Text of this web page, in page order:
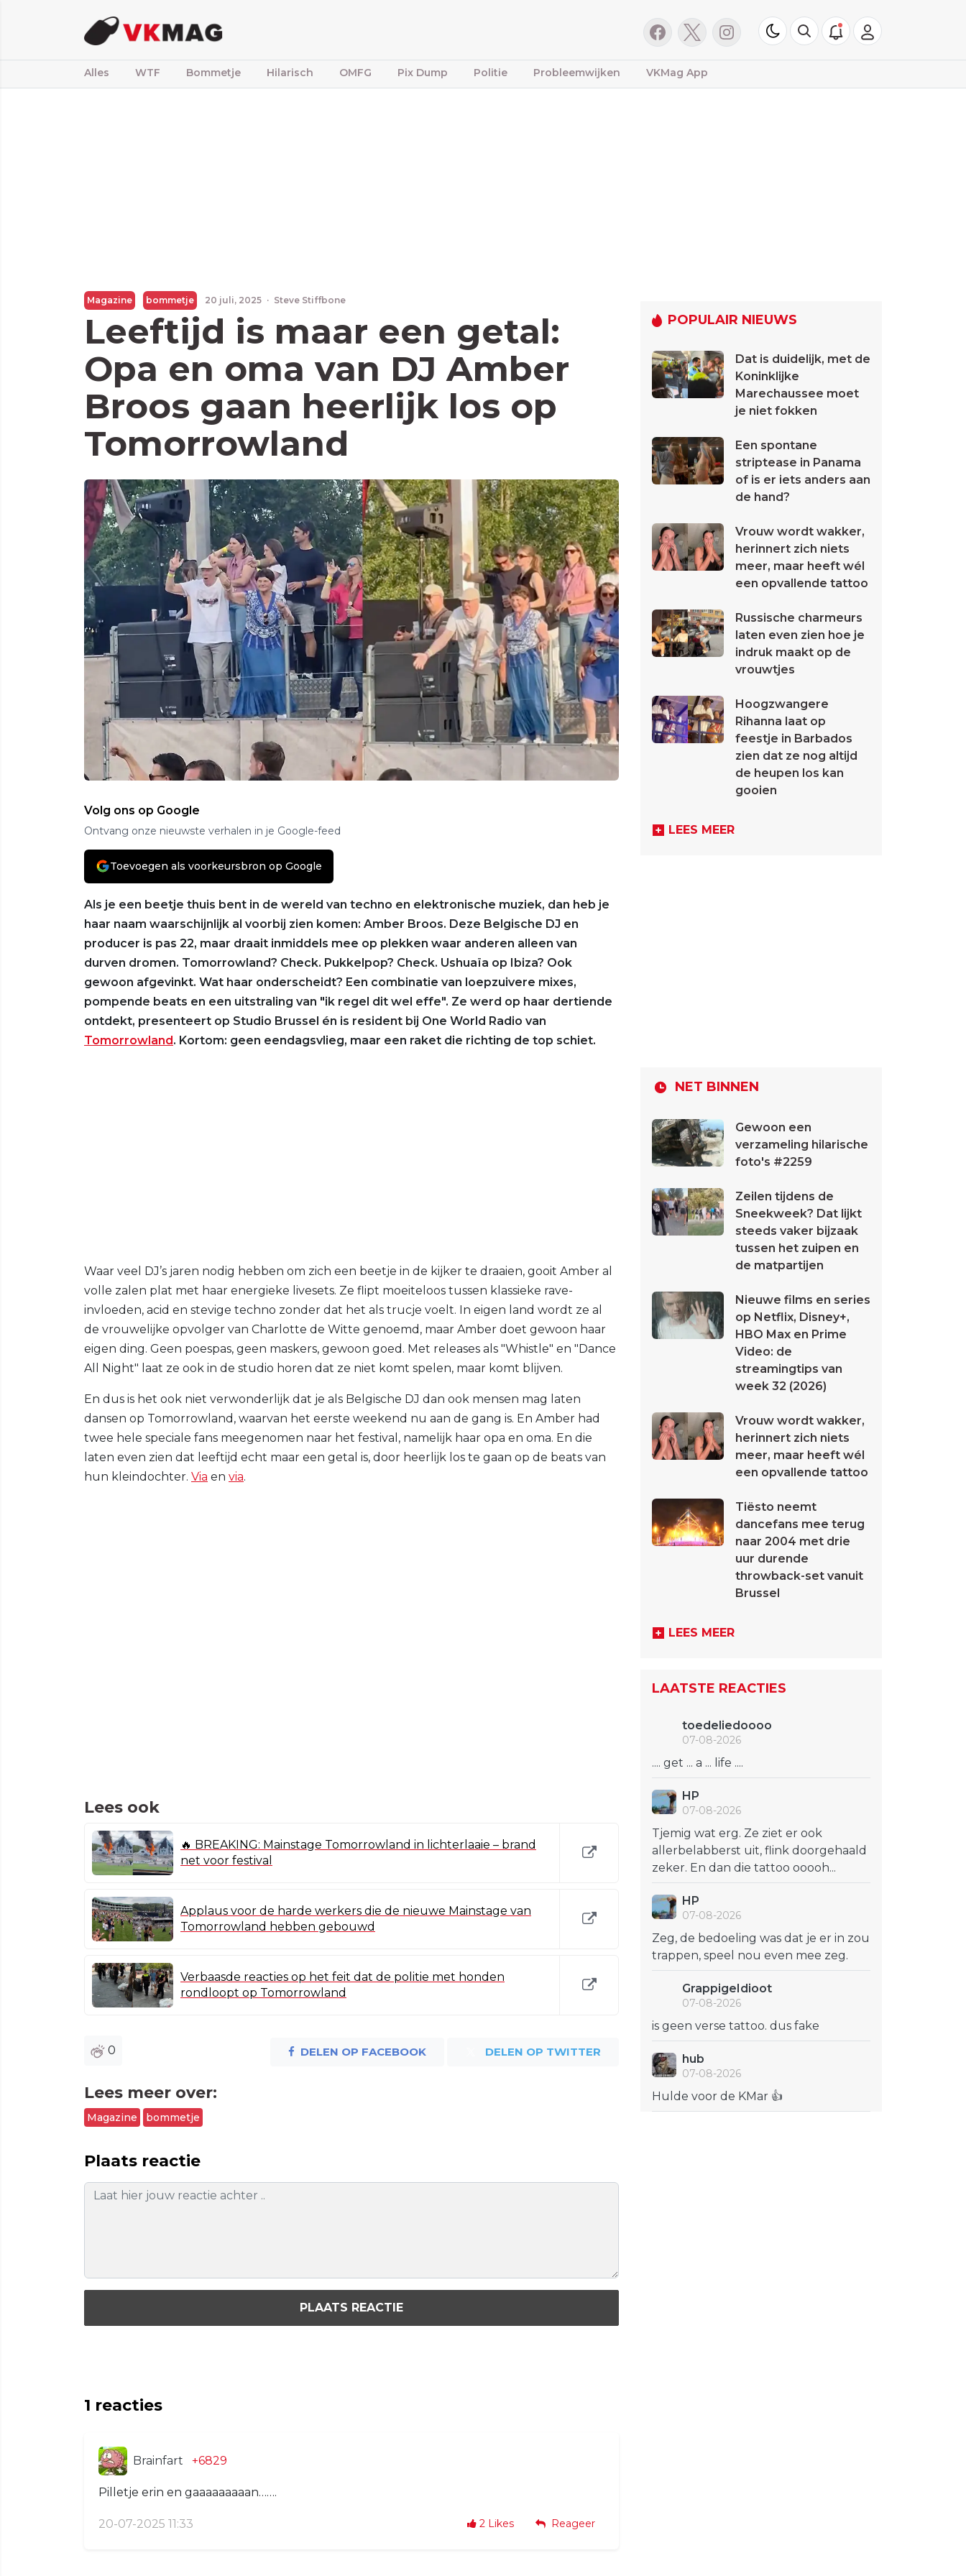
Alles WTF Bommetje Hilarisch OMFG Pix Dump Politie Probleemwijken VKMag App
Magazine bommetje 20 juli, 2025 · Steve Stiffbone
Leeftijd is maar een getal:
Opa en oma van DJ Amber
Broos gaan heerlijk los op
Tomorrowland
Volg ons op Google
Ontvang onze nieuwste verhalen in je Google-feed
Toevoegen als voorkeursbron op Google
Als je een beetje thuis bent in de wereld van techno en elektronische muziek, dan heb je
haar naam waarschijnlijk al voorbij zien komen: Amber Broos. Deze Belgische DJ en
producer is pas 22, maar draait inmiddels mee op plekken waar anderen alleen van
durven dromen. Tomorrowland? Check. Pukkelpop? Check. Ushuaïa op Ibiza? Ook
gewoon afgevinkt. Wat haar onderscheidt? Een combinatie van loepzuivere mixes,
pompende beats en een uitstraling van "ik regel dit wel effe". Ze werd op haar dertiende
ontdekt, presenteert op Studio Brussel én is resident bij One World Radio van
Tomorrowland. Kortom: geen eendagsvlieg, maar een raket die richting de top schiet.
Waar veel DJ’s jaren nodig hebben om zich een beetje in de kijker te draaien, gooit Amber al
volle zalen plat met haar energieke livesets. Ze flipt moeiteloos tussen klassieke rave-
invloeden, acid en stevige techno zonder dat het als trucje voelt. In eigen land wordt ze al
de vrouwelijke opvolger van Charlotte de Witte genoemd, maar Amber doet gewoon haar
eigen ding. Geen poespas, geen maskers, gewoon goed. Met releases als "Whistle" en "Dance
All Night" laat ze ook in de studio horen dat ze niet komt spelen, maar komt blijven.
En dus is het ook niet verwonderlijk dat je als Belgische DJ dan ook mensen mag laten
dansen op Tomorrowland, waarvan het eerste weekend nu aan de gang is. En Amber had
twee hele speciale fans meegenomen naar het festival, namelijk haar opa en oma. En die
laten even zien dat leeftijd echt maar een getal is, door heerlijk los te gaan op de beats van
hun kleindochter. Via en via.
Lees ook
🔥 BREAKING: Mainstage Tomorrowland in lichterlaaie – brand
net voor festival
Applaus voor de harde werkers die de nieuwe Mainstage van
Tomorrowland hebben gebouwd
Verbaasde reacties op het feit dat de politie met honden
rondloopt op Tomorrowland
0 DELEN OP FACEBOOK DELEN OP TWITTER
Lees meer over:
Magazine bommetje
Plaats reactie
PLAATS REACTIE
1 reacties
Brainfart +6829
Pilletje erin en gaaaaaaaaan…….
20-07-2025 11:33 2 Likes Reageer
POPULAIR NIEUWS
Dat is duidelijk, met de
Koninklijke
Marechaussee moet
je niet fokken
Een spontane
striptease in Panama
of is er iets anders aan
de hand?
Vrouw wordt wakker,
herinnert zich niets
meer, maar heeft wél
een opvallende tattoo
Russische charmeurs
laten even zien hoe je
indruk maakt op de
vrouwtjes
Hoogzwangere
Rihanna laat op
feestje in Barbados
zien dat ze nog altijd
de heupen los kan
gooien
LEES MEER
NET BINNEN
Gewoon een
verzameling hilarische
foto's #2259
Zeilen tijdens de
Sneekweek? Dat lijkt
steeds vaker bijzaak
tussen het zuipen en
de matpartijen
Nieuwe films en series
op Netflix, Disney+,
HBO Max en Prime
Video: de
streamingtips van
week 32 (2026)
Vrouw wordt wakker,
herinnert zich niets
meer, maar heeft wél
een opvallende tattoo
Tiësto neemt
dancefans mee terug
naar 2004 met drie
uur durende
throwback-set vanuit
Brussel
LEES MEER
LAATSTE REACTIES
toedeliedoooo
07-08-2026
.... get ... a ... life ....
HP
07-08-2026
Tjemig wat erg. Ze ziet er ook
allerbelabberst uit, flink doorgehaald
zeker. En dan die tattoo ooooh...
HP
07-08-2026
Zeg, de bedoeling was dat je er in zou
trappen, speel nou even mee zeg.
GrappigeIdioot
07-08-2026
is geen verse tattoo. dus fake
hub
07-08-2026
Hulde voor de KMar 👍